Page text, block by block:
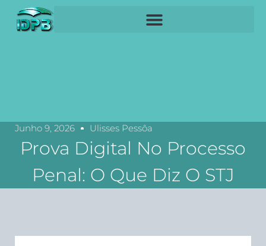
Junho 9, 2026 Ulisses Pessôa
Prova Digital No Processo
Penal: O Que Diz O STJ